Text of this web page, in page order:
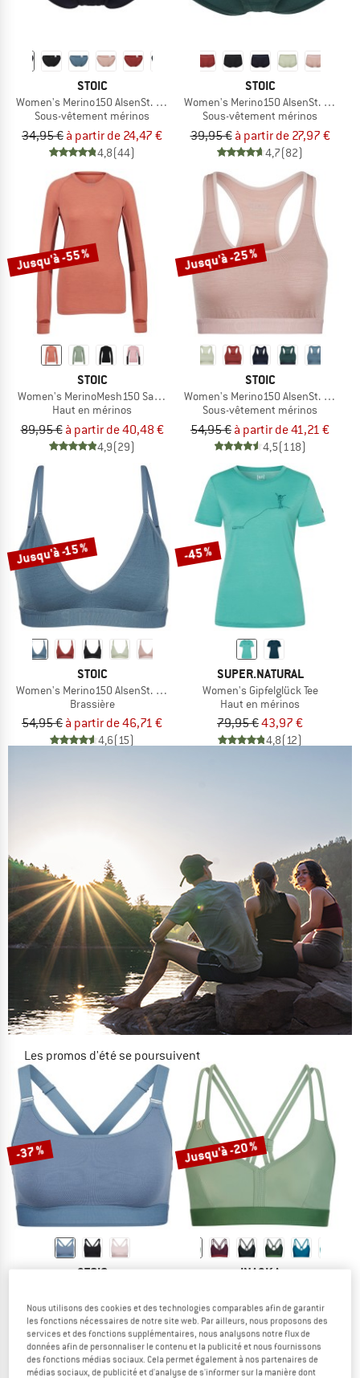
STOIC
Women's Merino150 AlsenSt. Brief
Sous-vêtement mérinos
34,95 € à partir de 24,47 €
4,8(44)
STOIC
Women's Merino150 AlsenSt. Hipster
Sous-vêtement mérinos
39,95 € à partir de 27,97 €
4,7(82)
Jusqu'à -55 %
STOIC
Women's MerinoMesh150 SadjemSt. L/S
Haut en mérinos
89,95 € à partir de 40,48 €
4,9(29)
Jusqu'à -25 %
STOIC
Women's Merino150 AlsenSt. Bra
Sous-vêtement mérinos
54,95 € à partir de 41,21 €
4,5(118)
Jusqu'à -15 %
STOIC
Women's Merino150 AlsenSt. Flexible Bra
Brassière
54,95 € à partir de 46,71 €
4,6(15)
-45 %
SUPER.NATURAL
Women's Gipfelglück Tee
Haut en mérinos
79,95 €43,97 €
4,8(12)
Les promos d'été se poursuivent
JUSQU'À -50 %
VERS LES PROMOS
-37 %
STOIC
Brassière
34,95 € 22,02 €
4,0(3)
Jusqu'à -20 %
INASKA
Haut de maillot
84,95 €à partir de 67,96 €
4,5(35)
Nous utilisons des cookies et des technologies comparables afin de garantir
les fonctions nécessaires de notre site web. Par ailleurs, nous proposons des
services et des fonctions supplémentaires, nous analysons notre flux de
données afin de personnaliser le contenu et la publicité et nous fournissons
des fonctions médias sociaux. Cela permet également à nos partenaires de
médias sociaux, de publicité et d'analyse de s'informer sur la manière dont